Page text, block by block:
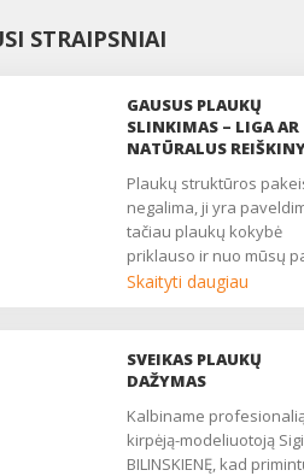
STRAIPSNIAI
GAUSUS PLAUKŲ
SLINKIMAS – LIGA AR
NATŪRALUS
Plaukų struktūros pakeisti
negalima, ji yra
tačiau plaukų kokybė
priklauso ir nuo mūsų
požiūrio į juos....
Skaityti daugiau
SVEIKAS PLAUKŲ
DAŽYMAS
Kalbiname profesionalią
kirpėją-modeliuotoją
BILINSKIENĘ, kad